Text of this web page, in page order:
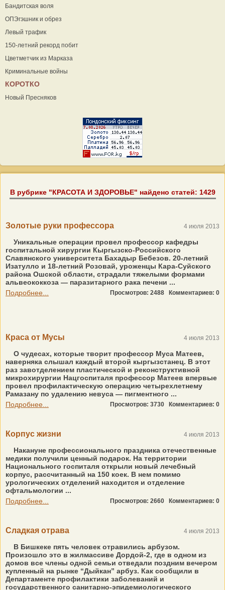
Бандитская воля
ОПЭгэшник и обрез
Левый трафик
150-летний рекорд побит
Цветметчик из Марказа
Криминальные войны
КОРОТКО
Новый Пресняков
В рубрике "КРАСОТА И ЗДОРОВЬЕ" найдено статей: 1429
Золотые руки профессора 4 июля 2013
Уникальные операции провел профессор кафедры
госпитальной хирургии Кыргызско-Российского
Славянского университета Бахадыр Бебезов. 20-летний
Изатулло и 18-летний Розовай, уроженцы Кара-Суйского
района Ошской области, страдали тяжелыми формами
альвеококкоза — паразитарного рака печени ...
Подробнее...
Просмотров: 2488 Комментариев: 0
Краса от Мусы 4 июля 2013
О чудесах, которые творит профессор Муса Матеев,
наверняка слышал каждый второй кыргызстанец. В этот
раз завотделением пластической и реконструктивной
микрохирургии Нацгоспиталя профессор Матеев впервые
провел профилактическую операцию четырехлетнему
Рамазану по удалению невуса — пигментного ...
Подробнее...
Просмотров: 3730 Комментариев: 0
Корпус жизни 4 июля 2013
Накануне профессионального праздника отечественные
медики получили ценный подарок. На территории
Национального госпиталя открыли новый лечебный
корпус, рассчитанный на 150 коек. В нем помимо
урологических отделений находится и отделение
офтальмологии ...
Подробнее...
Просмотров: 2660 Комментариев: 0
Сладкая отрава 4 июля 2013
В Бишкеке пять человек отравились арбузом.
Произошло это в жилмассиве Дордой-2, где в одном из
домов все члены одной семьи отведали поздним вечером
купленный на рынке “Дыйкан” арбуз. Как сообщили в
Департаменте профилактики заболеваний и
государственного санитарно-эпидемиологического